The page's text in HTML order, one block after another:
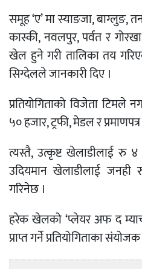
समूह ‘ए’ मा स्याङजा, बाग्लुङ,
कास्की, नवलपुर, पर्वत र
खेल हुने गरी तालिका तय
सिग्देलले जानकारी दिए ।
प्रतियोगिताको विजेता
५० हजार, ट्रफी, मेडल र प्रमाणपत्र
त्यस्तै, उत्कृष्ट खेलाडीलाई रु
उदियमान खेलाडीलाई जनही
गरिनेछ ।
हरेक खेलको ‘प्लेयर अफ द
प्राप्त गर्ने प्रतियोगिताका